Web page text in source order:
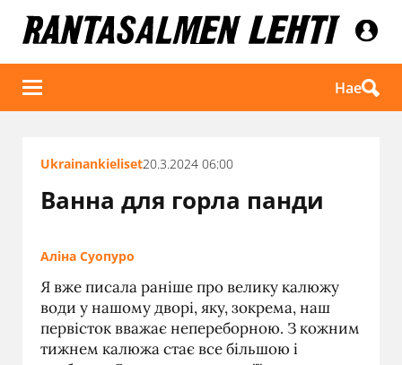
Hae
Ukrainankieliset20.3.2024 06:00
Ванна для горла панди
Аліна Суопуро
Я вже писала раніше про велику калюжу
води у нашому дворі, яку, зокрема, наш
первісток вважає непереборною. З кожним
тижнем калюжа стає все більшою і